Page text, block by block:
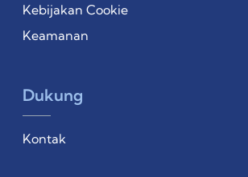
Kebijakan Cookie
Keamanan
Dukung
Kontak